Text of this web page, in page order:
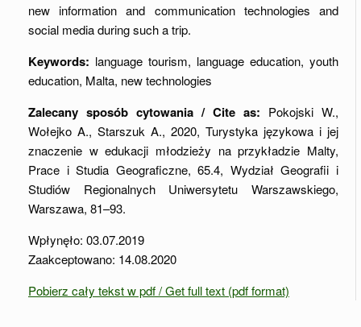
new information and communication technologies and
social media during such a trip.
Keywords: language tourism, language education, youth
education, Malta, new technologies
Zalecany sposób cytowania / Cite as: Pokojski W.,
Wołejko A., Starszuk A., 2020, Turystyka językowa i jej
znaczenie w edukacji młodzieży na przykładzie Malty,
Prace i Studia Geograficzne, 65.4, Wydział Geografii i
Studiów Regionalnych Uniwersytetu Warszawskiego,
Warszawa, 81–93.
Wpłynęło: 03.07.2019
Zaakceptowano: 14.08.2020
Pobierz cały tekst w pdf / Get full text (pdf format)